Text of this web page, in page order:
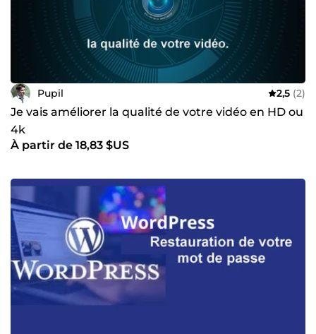
Pupil 2,5 (2)
Je vais améliorer la qualité de votre vidéo en HD ou
4k
À partir de 18,83 $US